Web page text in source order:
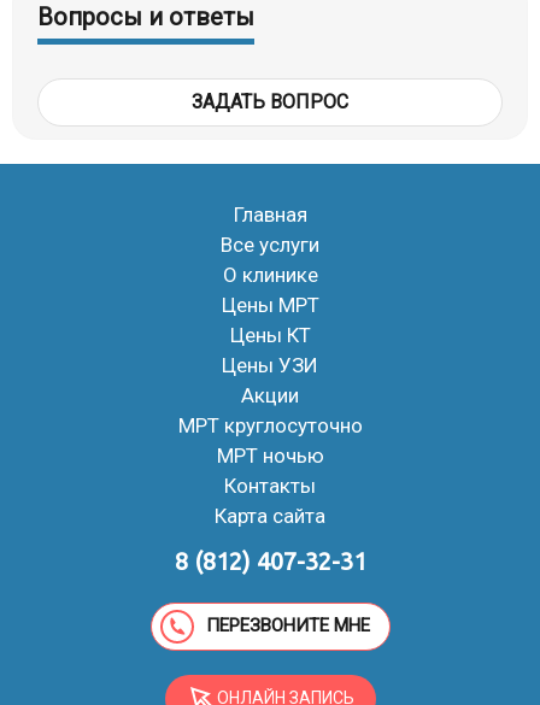
Вопросы и ответы
ЗАДАТЬ ВОПРОС
Главная
Все услуги
О клинике
Цены МРТ
Цены КТ
Цены УЗИ
Акции
МРТ круглосуточно
МРТ ночью
Контакты
Карта сайта
8 (812) 407-32-31
ПЕРЕЗВОНИТЕ МНЕ
ОНЛАЙН ЗАПИСЬ